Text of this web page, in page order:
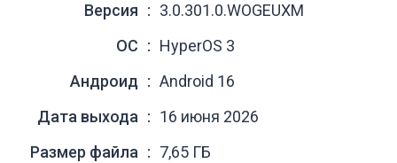
Версия
3.0.301.0.WOGEUXM
ОС
HyperOS 3
Андроид
Android 16
Дата выхода
16 июня 2026
Размер файла
7,65 ГБ